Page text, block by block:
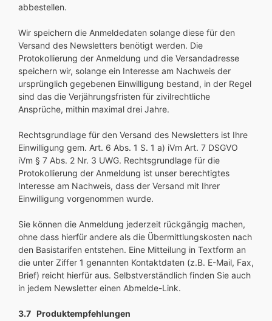
abbestellen.
Wir speichern die Anmeldedaten solange diese für den
Versand des Newsletters benötigt werden. Die
Protokollierung der Anmeldung und die Versandadresse
speichern wir, solange ein Interesse am Nachweis der
ursprünglich gegebenen Einwilligung bestand, in der Regel
sind das die Verjährungsfristen für zivilrechtliche
Ansprüche, mithin maximal drei Jahre.
Rechtsgrundlage für den Versand des Newsletters ist Ihre
Einwilligung gem. Art. 6 Abs. 1 S. 1 a) iVm Art. 7 DSGVO
iVm § 7 Abs. 2 Nr. 3 UWG. Rechtsgrundlage für die
Protokollierung der Anmeldung ist unser berechtigtes
Interesse am Nachweis, dass der Versand mit Ihrer
Einwilligung vorgenommen wurde.
Sie können die Anmeldung jederzeit rückgängig machen,
ohne dass hierfür andere als die Übermittlungskosten nach
den Basistarifen entstehen. Eine Mitteilung in Textform an
die unter Ziffer 1 genannten Kontaktdaten (z.B. E-Mail, Fax,
Brief) reicht hierfür aus. Selbstverständlich finden Sie auch
in jedem Newsletter einen Abmelde-Link.
3.7 Produktempfehlungen